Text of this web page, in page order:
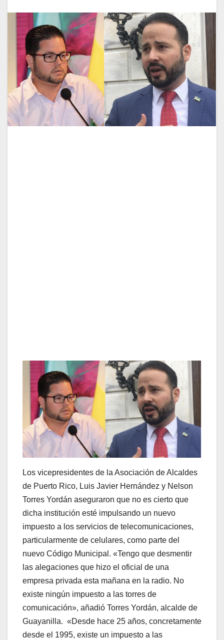
Los vicepresidentes de la Asociación de Alcaldes
de Puerto Rico, Luis Javier Hernández y Nelson
Torres Yordán aseguraron que no es cierto que
dicha institución esté impulsando un nuevo
impuesto a los servicios de telecomunicaciones,
particularmente de celulares, como parte del
nuevo Código Municipal. «Tengo que desmentir
las alegaciones que hizo el oficial de una
empresa privada esta mañana en la radio. No
existe ningún impuesto a las torres de
comunicación», añadió Torres Yordán, alcalde de
Guayanilla. «Desde hace 25 años, concretamente
desde el 1995, existe un impuesto a las